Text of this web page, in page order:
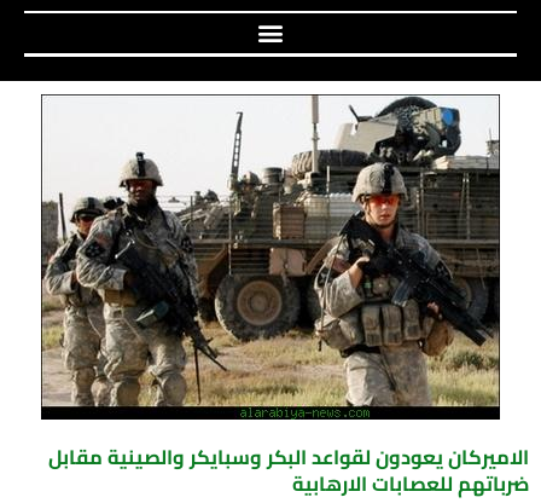
الاميركان يعودون لقواعد البكر وسبايكر والصينية مقابل
ضرباتهم للعصابات الارهابية